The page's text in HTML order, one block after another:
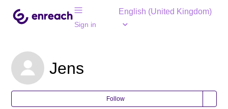
Sign in
English (United Kingdom)
Jens
Follow